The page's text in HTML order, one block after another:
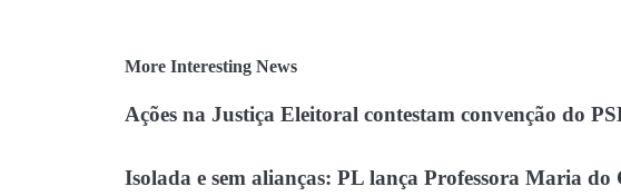
More Interesting News
Ações na Justiça Eleitoral contestam convenção do
Isolada e sem alianças: PL lança Professora Maria